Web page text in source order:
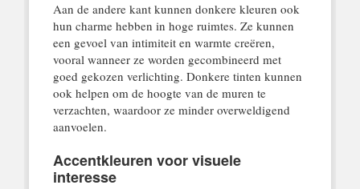
Aan de andere kant kunnen donkere kleuren ook
hun charme hebben in hoge ruimtes. Ze kunnen
een gevoel van intimiteit en warmte creëren,
vooral wanneer ze worden gecombineerd met
goed gekozen verlichting. Donkere tinten kunnen
ook helpen om de hoogte van de muren te
verzachten, waardoor ze minder overweldigend
aanvoelen.
Accentkleuren voor visuele
interesse